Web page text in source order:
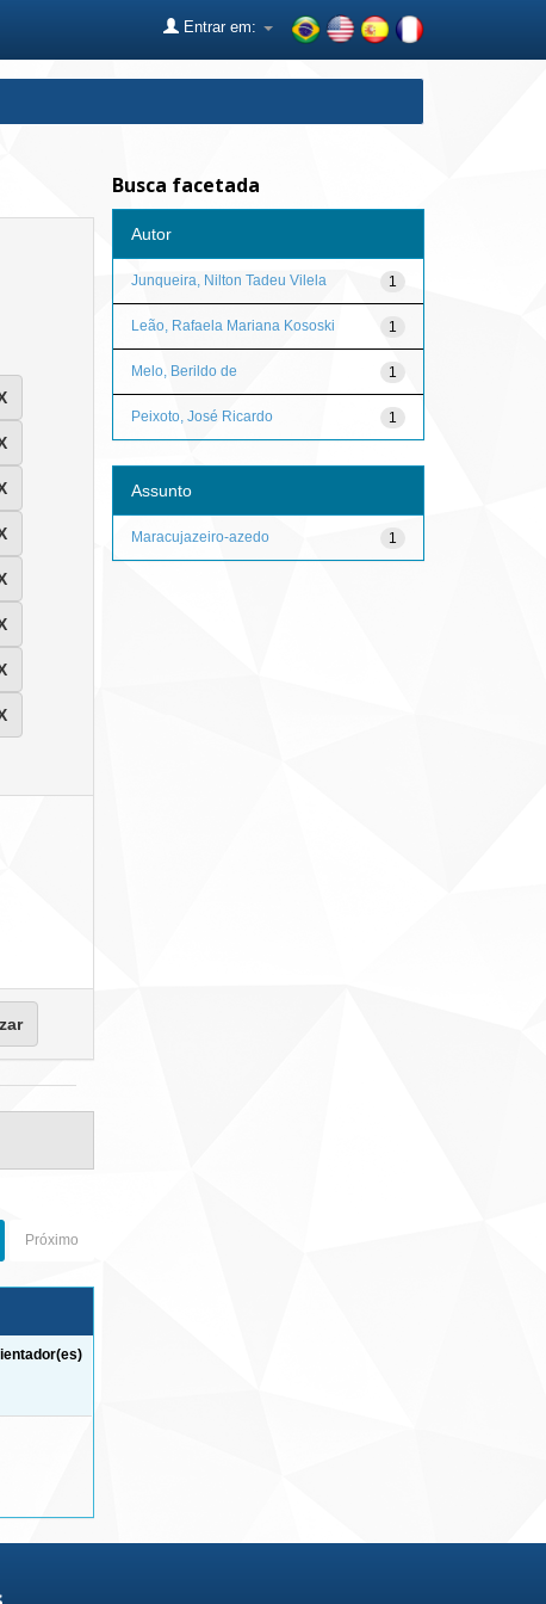
Entrar em:
Próximo
Busca facetada
Autor
1
Junqueira, Nilton Tadeu Vilela
1
Leão, Rafaela Mariana Kososki
1
Melo, Berildo de
1
Peixoto, José Ricardo
Assunto
1
Maracujazeiro-azedo